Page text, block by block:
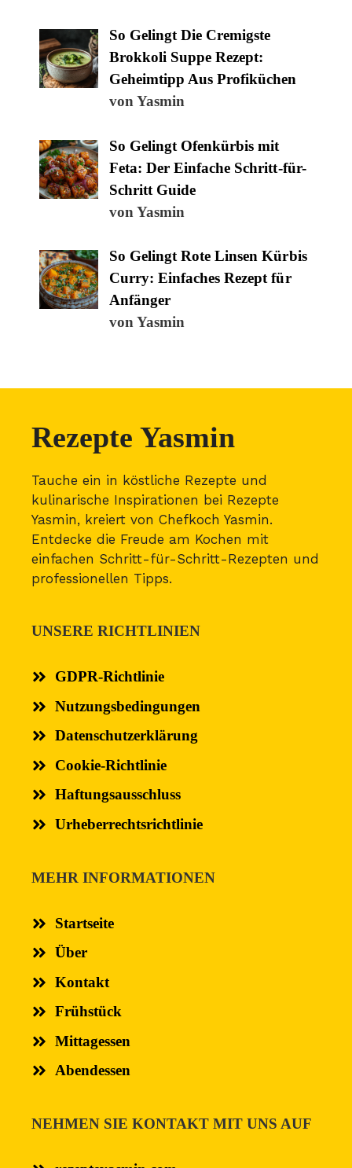
So Gelingt Die Cremigste
Brokkoli Suppe Rezept:
Geheimtipp Aus Profiküchen
von Yasmin
So Gelingt Ofenkürbis mit
Feta: Der Einfache Schritt-für-
Schritt Guide
von Yasmin
So Gelingt Rote Linsen Kürbis
Curry: Einfaches Rezept für
Anfänger
von Yasmin
Rezepte Yasmin
Tauche ein in köstliche Rezepte und
kulinarische Inspirationen bei Rezepte
Yasmin, kreiert von Chefkoch Yasmin.
Entdecke die Freude am Kochen mit
einfachen Schritt-für-Schritt-Rezepten und
professionellen Tipps.
UNSERE RICHTLINIEN
GDPR-Richtlinie
Nutzungsbedingungen
Datenschutzerklärung
Cookie-Richtlinie
Haftungsausschluss
Urheberrechtsrichtlinie
MEHR INFORMATIONEN
Startseite
Über
Kontakt
Frühstück
Mittagessen
Abendessen
NEHMEN SIE KONTAKT MIT UNS AUF